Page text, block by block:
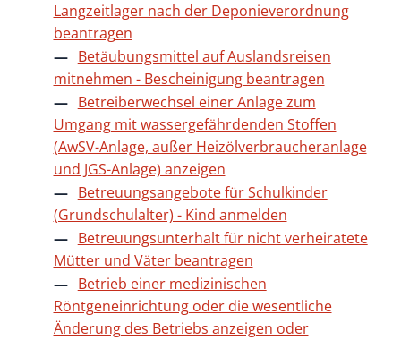
Langzeitlager nach der Deponieverordnung
beantragen
Betäubungsmittel auf Auslandsreisen
mitnehmen - Bescheinigung beantragen
Betreiberwechsel einer Anlage zum
Umgang mit wassergefährdenden Stoffen
(AwSV-Anlage, außer Heizölverbraucheranlage
und JGS-Anlage) anzeigen
Betreuungsangebote für Schulkinder
(Grundschulalter) - Kind anmelden
Betreuungsunterhalt für nicht verheiratete
Mütter und Väter beantragen
Betrieb einer medizinischen
Röntgeneinrichtung oder die wesentliche
Änderung des Betriebs anzeigen oder